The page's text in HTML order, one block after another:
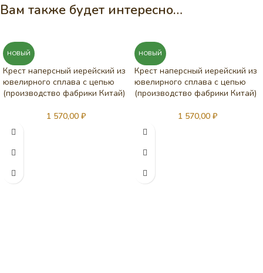
Вам также будет интересно…
НОВЫЙ
Крест наперсный иерейский из
ювелирного сплава с цепью
(производство фабрики Китай)
1 570,00 ₽
НОВЫЙ
Крест наперсный иерейский из
ювелирного сплава с цепью
(производство фабрики Китай)
1 570,00 ₽